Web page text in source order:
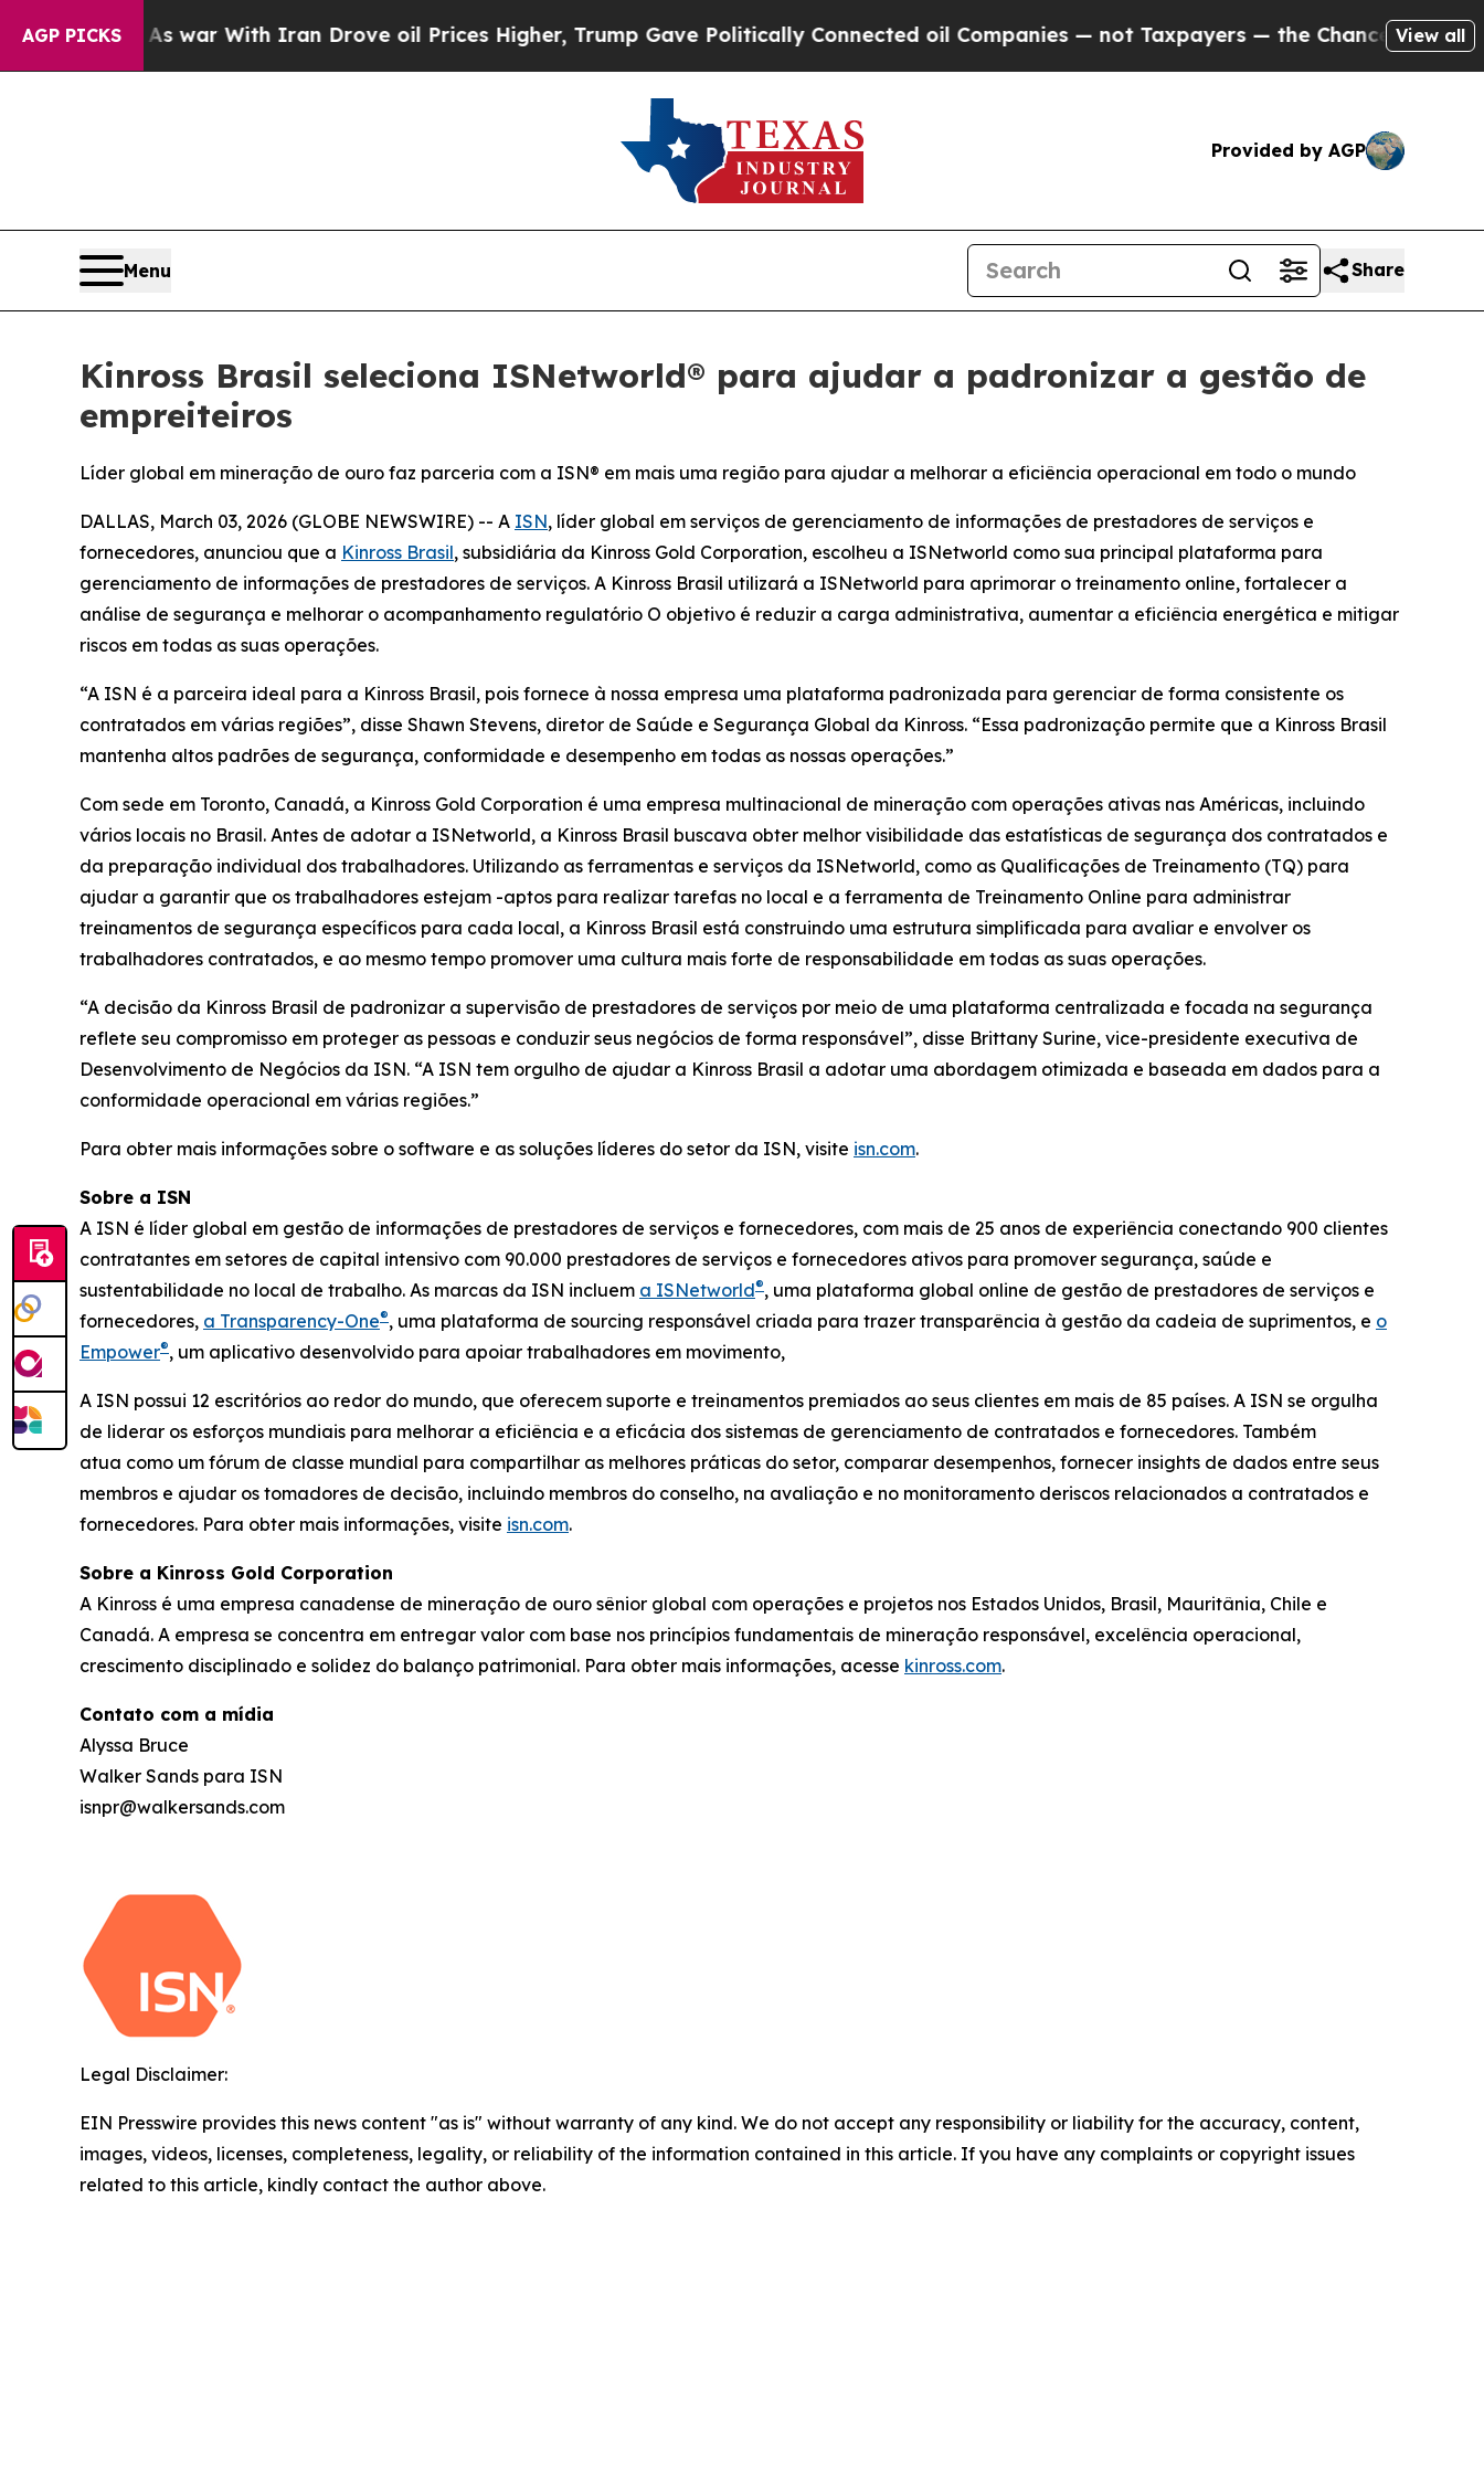
AGP PICKS
Didn’tAs war With Iran Drove oil Prices Higher, Trump Gave Politically Connected oil Companies — not Taxpayers — the Chance to Cash in on
View all
Provided by AGP
Menu Share
Kinross Brasil seleciona ISNetworld® para ajudar a padronizar a gestão de
empreiteiros
Líder global em mineração de ouro faz parceria com a ISN® em mais uma região para ajudar a melhorar a eficiência operacional em todo o mundo
DALLAS, March 03, 2026 (GLOBE NEWSWIRE) -- A ISN, líder global em serviços de gerenciamento de informações de prestadores de serviços e
fornecedores, anunciou que a Kinross Brasil, subsidiária da Kinross Gold Corporation, escolheu a ISNetworld como sua principal plataforma para
gerenciamento de informações de prestadores de serviços. A Kinross Brasil utilizará a ISNetworld para aprimorar o treinamento online, fortalecer a
análise de segurança e melhorar o acompanhamento regulatório O objetivo é reduzir a carga administrativa, aumentar a eficiência energética e mitigar
riscos em todas as suas operações.
“A ISN é a parceira ideal para a Kinross Brasil, pois fornece à nossa empresa uma plataforma padronizada para gerenciar de forma consistente os
contratados em várias regiões”, disse Shawn Stevens, diretor de Saúde e Segurança Global da Kinross. “Essa padronização permite que a Kinross Brasil
mantenha altos padrões de segurança, conformidade e desempenho em todas as nossas operações.”
Com sede em Toronto, Canadá, a Kinross Gold Corporation é uma empresa multinacional de mineração com operações ativas nas Américas, incluindo
vários locais no Brasil. Antes de adotar a ISNetworld, a Kinross Brasil buscava obter melhor visibilidade das estatísticas de segurança dos contratados e
da preparação individual dos trabalhadores. Utilizando as ferramentas e serviços da ISNetworld, como as Qualificações de Treinamento (TQ) para
ajudar a garantir que os trabalhadores estejam -aptos para realizar tarefas no local e a ferramenta de Treinamento Online para administrar
treinamentos de segurança específicos para cada local, a Kinross Brasil está construindo uma estrutura simplificada para avaliar e envolver os
trabalhadores contratados, e ao mesmo tempo promover uma cultura mais forte de responsabilidade em todas as suas operações.
“A decisão da Kinross Brasil de padronizar a supervisão de prestadores de serviços por meio de uma plataforma centralizada e focada na segurança
reflete seu compromisso em proteger as pessoas e conduzir seus negócios de forma responsável”, disse Brittany Surine, vice-presidente executiva de
Desenvolvimento de Negócios da ISN. “A ISN tem orgulho de ajudar a Kinross Brasil a adotar uma abordagem otimizada e baseada em dados para a
conformidade operacional em várias regiões.”
Para obter mais informações sobre o software e as soluções líderes do setor da ISN, visite isn.com.
Sobre a ISN
A ISN é líder global em gestão de informações de prestadores de serviços e fornecedores, com mais de 25 anos de experiência conectando 900 clientes
contratantes em setores de capital intensivo com 90.000 prestadores de serviços e fornecedores ativos para promover segurança, saúde e
sustentabilidade no local de trabalho. As marcas da ISN incluem a ISNetworld®, uma plataforma global online de gestão de prestadores de serviços e
fornecedores, a Transparency-One®, uma plataforma de sourcing responsável criada para trazer transparência à gestão da cadeia de suprimentos, e o
Empower®, um aplicativo desenvolvido para apoiar trabalhadores em movimento,
A ISN possui 12 escritórios ao redor do mundo, que oferecem suporte e treinamentos premiados ao seus clientes em mais de 85 países. A ISN se orgulha
de liderar os esforços mundiais para melhorar a eficiência e a eficácia dos sistemas de gerenciamento de contratados e fornecedores. Também
atua como um fórum de classe mundial para compartilhar as melhores práticas do setor, comparar desempenhos, fornecer insights de dados entre seus
membros e ajudar os tomadores de decisão, incluindo membros do conselho, na avaliação e no monitoramento deriscos relacionados a contratados e
fornecedores. Para obter mais informações, visite isn.com.
Sobre a Kinross Gold Corporation
A Kinross é uma empresa canadense de mineração de ouro sênior global com operações e projetos nos Estados Unidos, Brasil, Mauritânia, Chile e
Canadá. A empresa se concentra em entregar valor com base nos princípios fundamentais de mineração responsável, excelência operacional,
crescimento disciplinado e solidez do balanço patrimonial. Para obter mais informações, acesse kinross.com.
Contato com a mídia
Alyssa Bruce
Walker Sands para ISN
isnpr@walkersands.com
Legal Disclaimer:
EIN Presswire provides this news content "as is" without warranty of any kind. We do not accept any responsibility or liability for the accuracy, content,
images, videos, licenses, completeness, legality, or reliability of the information contained in this article. If you have any complaints or copyright issues
related to this article, kindly contact the author above.